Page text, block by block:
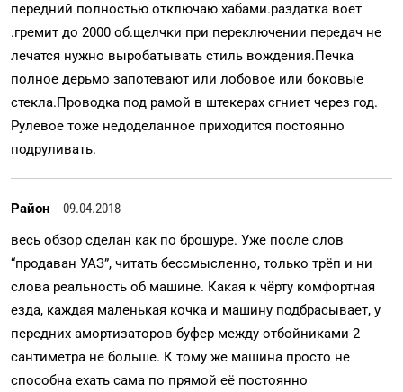
передний полностью отключаю хабами.раздатка воет
.гремит до 2000 об.щелчки при переключении передач не
лечатся нужно выробатывать стиль вождения.Печка
полное дерьмо запотевают или лобовое или боковые
стекла.Проводка под рамой в штекерах сгниет через год.
Рулевое тоже недоделанное приходится постоянно
подруливать.
Район
09.04.2018
весь обзор сделан как по брошуре. Уже после слов
“продаван УАЗ”, читать бессмысленно, только трёп и ни
слова реальность об машине. Какая к чёрту комфортная
езда, каждая маленькая кочка и машину подбрасывает, у
передних амортизаторов буфер между отбойниками 2
сантиметра не больше. К тому же машина просто не
способна ехать сама по прямой её постоянно